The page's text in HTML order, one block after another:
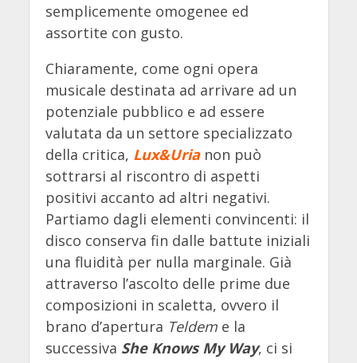
semplicemente omogenee ed
assortite con gusto.
Chiaramente, come ogni opera
musicale destinata ad arrivare ad un
potenziale pubblico e ad essere
valutata da un settore specializzato
della critica, Lux&Urianon può
sottrarsi al riscontro di aspetti
positivi accanto ad altri negativi.
Partiamo dagli elementi convincenti: il
disco conserva fin dalle battute iniziali
una fluidità per nulla marginale. Già
attraverso l’ascolto delle prime due
composizioni in scaletta, ovvero il
brano d’apertura Teldeme la
successiva She Knows My Way, ci si